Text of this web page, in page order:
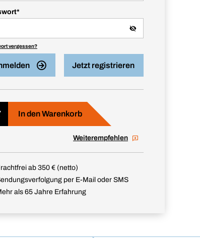
*
vergessen?
Jetzt registrieren
In den Warenkorb
Weiterempfehlen
ab 350 € (netto)
per E-Mail oder SMS
als 65 Jahre Erfahrung